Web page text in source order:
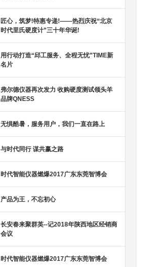
匠心，筑梦!特惠专递!——热烈庆祝“北京
时代里氏硬度计”三十年华诞!
用行动打造“邱工服务、全程无忧”TIME新
名片
弗尔德仪器再次发力 收购硬度测试领头羊
品牌QNESS
无惧酷暑，服务用户，我们一直在路上
与时代同行 谋共赢之路
时代智能仪器燃爆2017广东东莞智博会
产品为王，不忘初心
长安春来聚群英--记2018年陕西地区经销商
会议
时代智能仪器燃爆2017广东东莞智博会